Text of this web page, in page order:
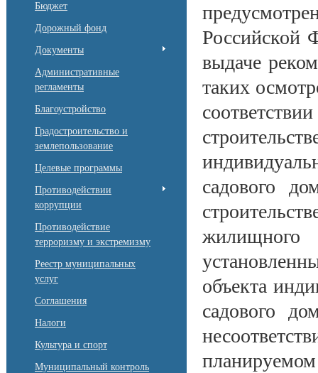
Бюджет
Дорожный фонд
Документы
Административные
регламенты
Благоустройство
Градостроительство и
землепользование
Целевые программы
Противодействии
коррупции
Противодействие
терроризму и экстремизму
Реестр муниципальных
услуг
Соглашения
Налоги
Культура и спорт
Муниципальный контроль
Российской
выдаче
таких
садового
объекта
садового